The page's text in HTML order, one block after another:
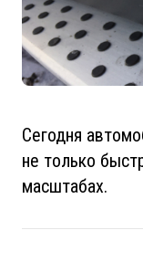
Сегодня
не только
масштабах.